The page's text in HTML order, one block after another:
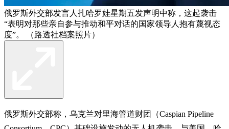
俄罗斯外交部发言人扎哈罗娃星期五发声明中称，这起袭击
“表明对那些亲自参与推动和平对话的国家领导人抱有蔑视态
度”。 （路透社档案照片）
俄罗斯外交部称，乌克兰对里海管道财团（Caspian Pipeline